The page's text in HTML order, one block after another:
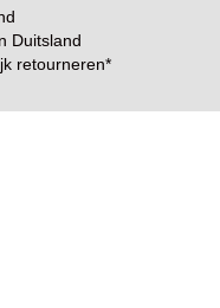
Duitsland
retourneren*